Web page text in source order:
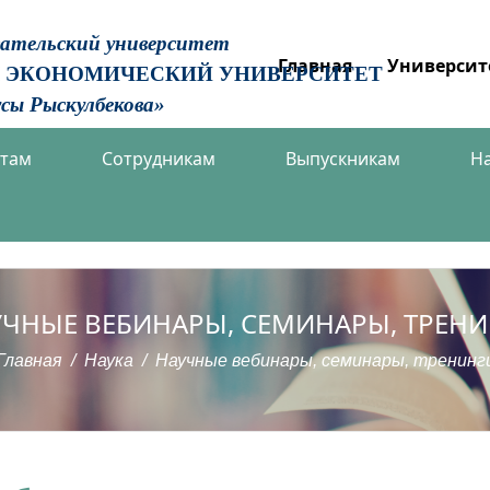
университет
ЭКОНОМИЧЕСКИЙ УНИВЕРСИТЕТ
Рыскулбекова»
Главная
Сотрудникам Выпускникам
ВЕБИНАРЫ, СЕМИНАРЫ,
Наука Научные вебинары, семинары,